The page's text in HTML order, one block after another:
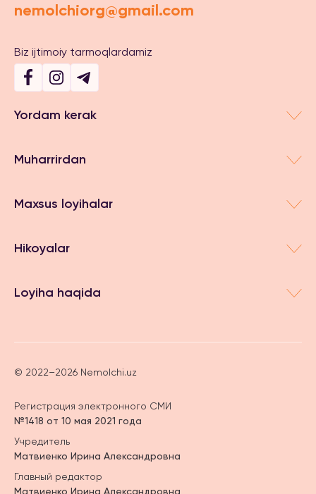
nemolchiorg@gmail.com
Biz ijtimoiy tarmoqlardamiz
Yordam kerak
Muharrirdan
Maxsus loyihalar
Hikoyalar
Loyiha haqida
© 2022–2026 Nemolchi.uz
Регистрация электронного СМИ
№1418 от 10 мая 2021 года
Учредитель
Матвиенко Ирина Александровна
Главный редактор
Матвиенко Ирина Александровна